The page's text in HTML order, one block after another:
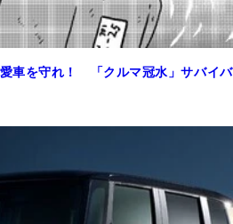
車を守れ！ 「クルマ冠水」サバイバ